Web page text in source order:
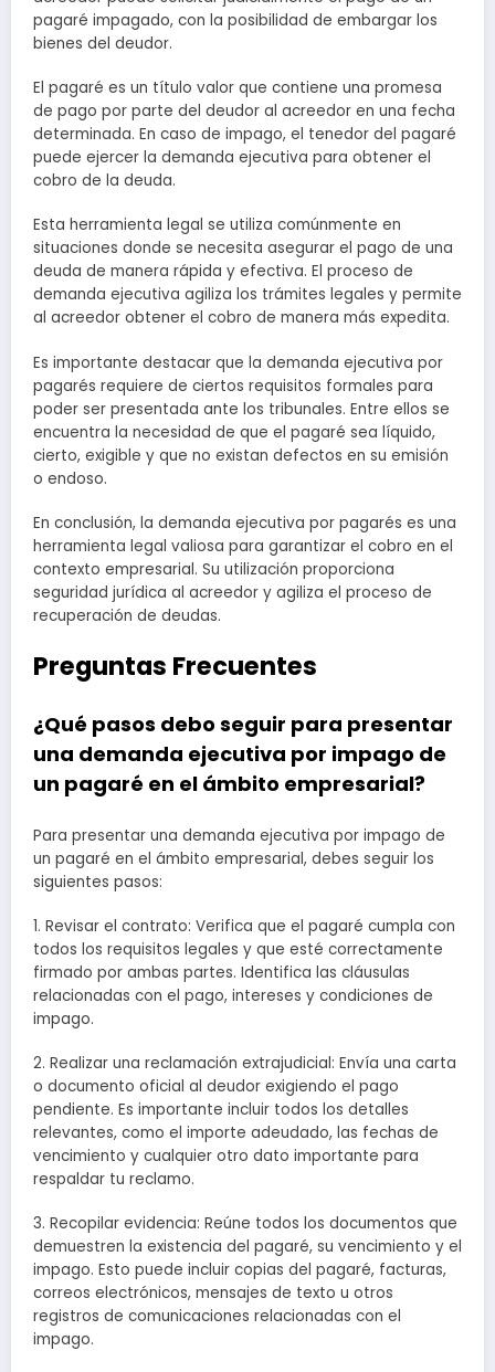
pagaré impagado, con la posibilidad de embargar los
bienes del deudor.
El pagaré es un título valor que contiene una promesa
de pago por parte del deudor al acreedor en una fecha
determinada. En caso de impago, el tenedor del pagaré
puede ejercer la demanda ejecutiva para obtener el
cobro de la deuda.
Esta herramienta legal se utiliza comúnmente en
situaciones donde se necesita asegurar el pago de una
deuda de manera rápida y efectiva. El proceso de
demanda ejecutiva agiliza los trámites legales y permite
al acreedor obtener el cobro de manera más expedita.
Es importante destacar que la demanda ejecutiva por
pagarés requiere de ciertos requisitos formales para
poder ser presentada ante los tribunales. Entre ellos se
encuentra la necesidad de que el pagaré sea líquido,
cierto, exigible y que no existan defectos en su emisión
o endoso.
En conclusión, la demanda ejecutiva por pagarés es una
herramienta legal valiosa para garantizar el cobro en el
contexto empresarial. Su utilización proporciona
seguridad jurídica al acreedor y agiliza el proceso de
recuperación de deudas.
Preguntas Frecuentes
¿Qué pasos debo seguir para presentar
una demanda ejecutiva por impago de
un pagaré en el ámbito empresarial?
Para presentar una demanda ejecutiva por impago de
un pagaré en el ámbito empresarial, debes seguir los
siguientes pasos:
1. Revisar el contrato: Verifica que el pagaré cumpla con
todos los requisitos legales y que esté correctamente
firmado por ambas partes. Identifica las cláusulas
relacionadas con el pago, intereses y condiciones de
impago.
2. Realizar una reclamación extrajudicial: Envía una carta
o documento oficial al deudor exigiendo el pago
pendiente. Es importante incluir todos los detalles
relevantes, como el importe adeudado, las fechas de
vencimiento y cualquier otro dato importante para
respaldar tu reclamo.
3. Recopilar evidencia: Reúne todos los documentos que
demuestren la existencia del pagaré, su vencimiento y el
impago. Esto puede incluir copias del pagaré, facturas,
correos electrónicos, mensajes de texto u otros
registros de comunicaciones relacionadas con el
impago.